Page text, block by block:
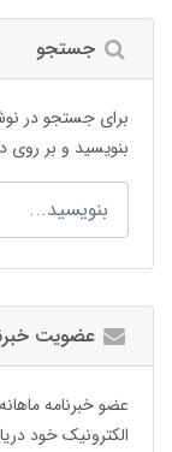
جستجو
برای جستجو در
بنویسید و بر روی
عضویت
عضو خبرنامه
الکترونیک خود